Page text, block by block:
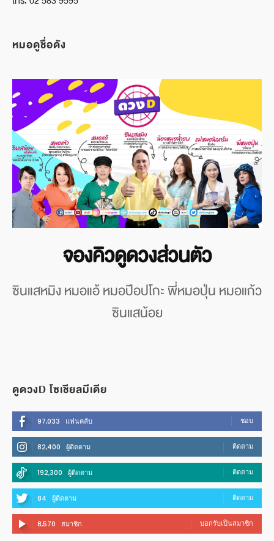
หมอดูชื่อดัง
จองคิวดูดวงส่วนตัว
ซินแสหมิง หมอแอ้ หมอป๊อปโกะ พี่หมอปุ่น หมอแก้ว
ซินแสน้อย
ดูดวงD โซเชียลมีเดีย
97,033 แฟนคลับ ชอบ
82,400 ผู้ติดตาม ติดตาม
192,300 ผู้ติดตาม ติดตาม
84 ผู้ติดตาม ติดตาม
8,570 สมาชิก บอกรับเป็นสมาชิก